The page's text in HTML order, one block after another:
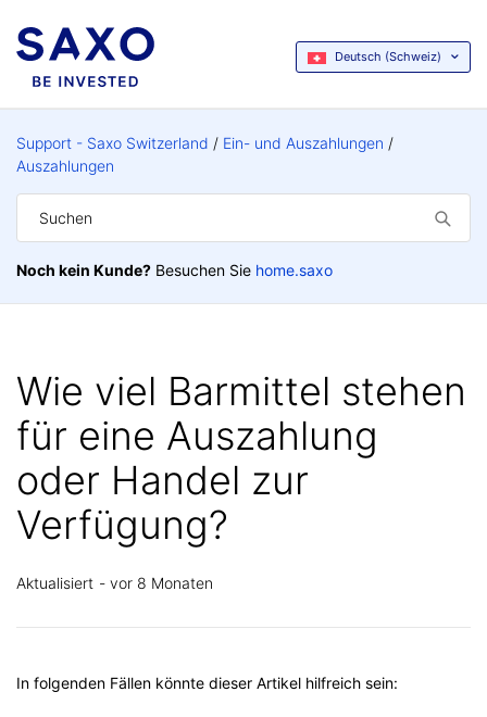
Deutsch (Schweiz)
Support - Saxo Switzerland
Ein- und Auszahlungen
Auszahlungen
Noch kein Kunde? Besuchen Sie home.saxo
Wie viel Barmittel stehen
für eine Auszahlung
oder Handel zur
Verfügung?
Aktualisiert vor 8 Monaten
In folgenden Fällen könnte dieser Artikel hilfreich sein: